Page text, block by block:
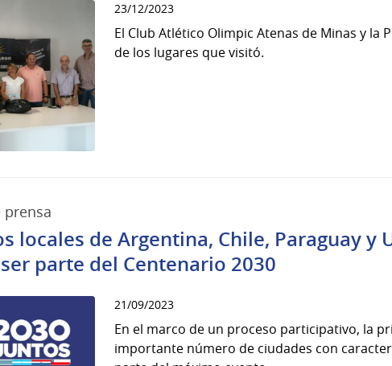
23/12/2023
El Club Atlético Olimpic Atenas de Minas y la
de los lugares que visitó.
prensa
locales de Argentina, Chile, Paraguay y
parte del Centenario 2030
21/09/2023
En el marco de un proceso participativo, la
importante número de ciudades con